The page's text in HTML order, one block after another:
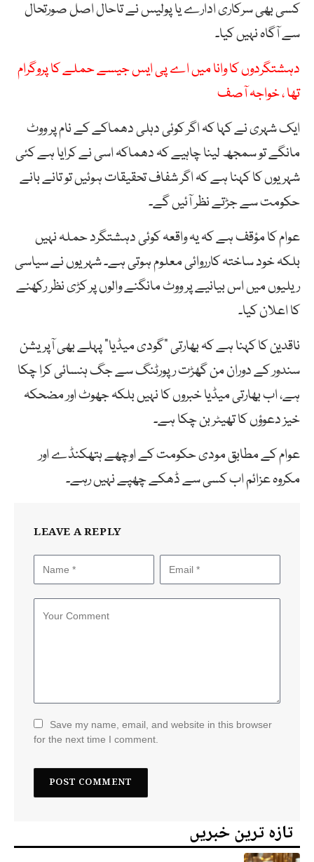
کسی بھی سرکاری ادارے یا پولیس نے تاحال اصل صورتحال
سے آگاہ نہیں کیا۔
دہشتگردوں کا وانا میں اے پی ایس جیسے حملے کا پروگرام
تھا ، خواجہ آصف
ایک شہری نے کہا کہ اگر کوئی دہلی دھماکے کے نام پر ووٹ
مانگے تو سمجھ لینا چاہیے کہ دھماکہ اسی نے کرایا ہے کئی
شہریوں کا کہنا ہے کہ اگر شفاف تحقیقات ہوئیں تو تانے بانے
حکومت سے جڑتے نظر آئیں گے۔
عوام کا مؤقف ہے کہ یہ واقعہ کوئی دہشتگرد حملہ نہیں
بلکہ خود ساختہ کارروائی معلوم ہوتی ہے۔ شہریوں نے سیاسی
ریلیوں میں اس بیانیے پر ووٹ مانگنے والوں پر کڑی نظر رکھنے
کا اعلان کیا۔
ناقدین کا کہنا ہے کہ بھارتی “گودی میڈیا” پہلے بھی آپریشن
سندور کے دوران من گھڑت رپورٹنگ سے جگ ہنسائی کرا چکا
ہے، اب بھارتی میڈیا خبروں کا نہیں بلکہ جھوٹ اور مضحکہ
خیز دعوؤں کا تھیٹر بن چکا ہے۔
عوام کے مطابق مودی حکومت کے اوچھے ہتھکنڈے اور
مکروہ عزائم اب کسی سے ڈھکے چھپے نہیں رہے۔
LEAVE A REPLY
Save my name, email, and website in this browser
for the next time I comment.
تازہ ترین خبریں